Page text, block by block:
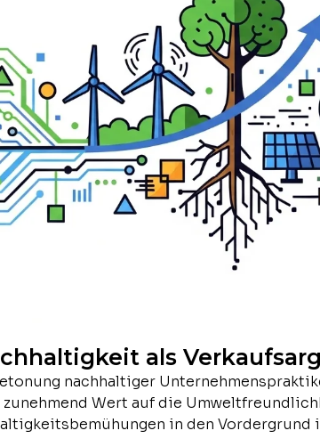
als
nachhaltiger
Wert auf die
in den